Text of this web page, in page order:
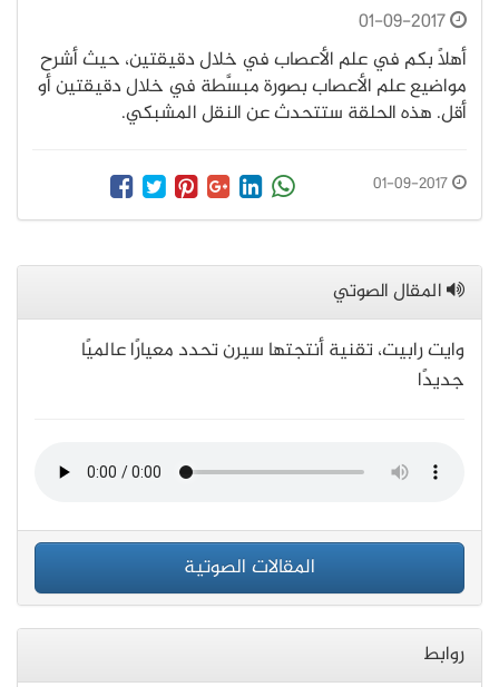
01-09-2017
أهلاً بكم في علم الأعصاب في خلال دقيقتين، حيث أشرح
مواضيع علم الأعصاب بصورة مبسَّطة في خلال دقيقتين أو
أقل. هذه الحلقة ستتحدث عن النقل المشبكي.
01-09-2017
المقال الصوتي
وايت رابيت، تقنية أنتجتها سيرن تحدد معيارًا عالميًا
جديدًا
المقالات الصوتية
روابط